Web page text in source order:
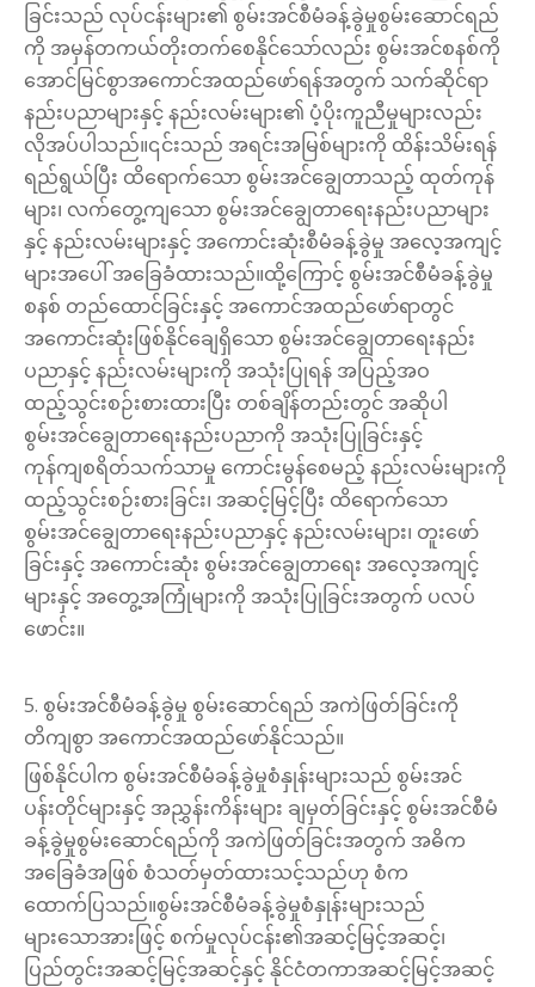
ခြင်းသည် လုပ်ငန်းများ၏ စွမ်းအင်စီမံခန့်ခွဲမှုစွမ်းဆောင်ရည်
ကို အမှန်တကယ်တိုးတက်စေနိုင်သော်လည်း စွမ်းအင်စနစ်ကို
အောင်မြင်စွာအကောင်အထည်ဖော်ရန်အတွက် သက်ဆိုင်ရာ
နည်းပညာများနှင့် နည်းလမ်းများ၏ ပံ့ပိုးကူညီမှုများလည်း
လိုအပ်ပါသည်။၎င်းသည် အရင်းအမြစ်များကို ထိန်းသိမ်းရန်
ရည်ရွယ်ပြီး ထိရောက်သော စွမ်းအင်ချွေတာသည့် ထုတ်ကုန်
များ၊ လက်တွေ့ကျသော စွမ်းအင်ချွေတာရေးနည်းပညာများ
နှင့် နည်းလမ်းများနှင့် အကောင်းဆုံးစီမံခန့်ခွဲမှု အလေ့အကျင့်
များအပေါ် အခြေခံထားသည်။ထို့ကြောင့် စွမ်းအင်စီမံခန့်ခွဲမှု
စနစ် တည်ထောင်ခြင်းနှင့် အကောင်အထည်ဖော်ရာတွင်
အကောင်းဆုံးဖြစ်နိုင်ချေရှိသော စွမ်းအင်ချွေတာရေးနည်း
ပညာနှင့် နည်းလမ်းများကို အသုံးပြုရန် အပြည့်အဝ
ထည့်သွင်းစဉ်းစားထားပြီး တစ်ချိန်တည်းတွင် အဆိုပါ
စွမ်းအင်ချွေတာရေးနည်းပညာကို အသုံးပြုခြင်းနှင့်
ကုန်ကျစရိတ်သက်သာမှု ကောင်းမွန်စေမည့် နည်းလမ်းများကို
ထည့်သွင်းစဉ်းစားခြင်း၊ အဆင့်မြင့်ပြီး ထိရောက်သော
စွမ်းအင်ချွေတာရေးနည်းပညာနှင့် နည်းလမ်းများ၊ တူးဖော်
ခြင်းနှင့် အကောင်းဆုံး စွမ်းအင်ချွေတာရေး အလေ့အကျင့်
များနှင့် အတွေ့အကြုံများကို အသုံးပြုခြင်းအတွက် ပလပ်
ဖောင်း။
5. စွမ်းအင်စီမံခန့်ခွဲမှု စွမ်းဆောင်ရည် အကဲဖြတ်ခြင်းကို
တိကျစွာ အကောင်အထည်ဖော်နိုင်သည်။
ဖြစ်နိုင်ပါက စွမ်းအင်စီမံခန့်ခွဲမှုစံနှုန်းများသည် စွမ်းအင်
ပန်းတိုင်များနှင့် အညွှန်းကိန်းများ ချမှတ်ခြင်းနှင့် စွမ်းအင်စီမံ
ခန့်ခွဲမှုစွမ်းဆောင်ရည်ကို အကဲဖြတ်ခြင်းအတွက် အဓိက
အခြေခံအဖြစ် စံသတ်မှတ်ထားသင့်သည်ဟု စံက
ထောက်ပြသည်။စွမ်းအင်စီမံခန့်ခွဲမှုစံနှုန်းများသည်
များသောအားဖြင့် စက်မှုလုပ်ငန်း၏အဆင့်မြင့်အဆင့်၊
ပြည်တွင်းအဆင့်မြင့်အဆင့်နှင့် နိုင်ငံတကာအဆင့်မြင့်အဆင့်